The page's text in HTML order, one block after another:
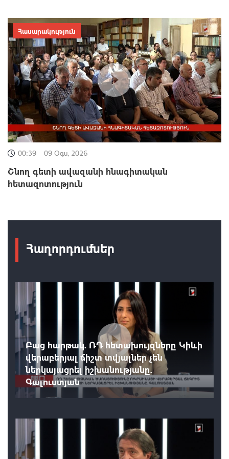
00:39 09 Օգս, 2026
Շնող գետի ավազանի հնագիտական
հետազոտություն
Հասարակություն
Հաղորդումներ
Բաց հարթակ. ՌԴ հետախույզները Կիևի
վերաբերյալ ճիշտ տվյալներ չեն
ներկայացրել իշխանությանը.
Գալուստյան